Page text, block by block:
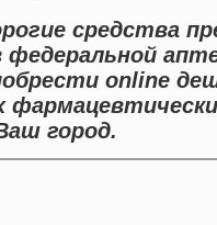
средства
online
город.